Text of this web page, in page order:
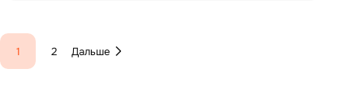
1 2 Дальше